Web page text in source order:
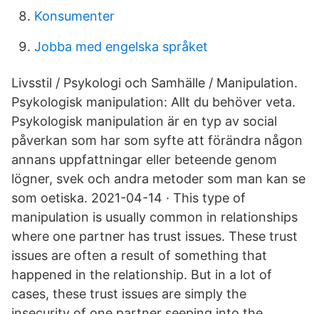
Konsumenter
Jobba med engelska språket
Livsstil / Psykologi och Samhälle / Manipulation.
Psykologisk manipulation: Allt du behöver veta.
Psykologisk manipulation är en typ av social
påverkan som har som syfte att förändra någon
annans uppfattningar eller beteende genom
lögner, svek och andra metoder som man kan se
som oetiska. 2021-04-14 · This type of
manipulation is usually common in relationships
where one partner has trust issues. These trust
issues are often a result of something that
happened in the relationship. But in a lot of
cases, these trust issues are simply the